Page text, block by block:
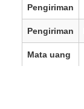
Pengiriman
Pengiriman
Mata uang